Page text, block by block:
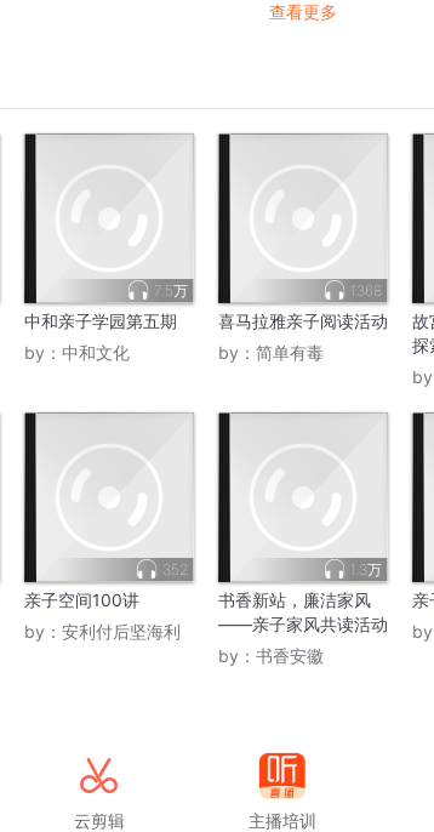
查看更多
7.5万
中和亲子学园第五期
by： 中和文化
1368
喜马拉雅亲子阅读活动
by： 简单有毒
故
探
by
352
亲子空间100讲
by： 安利付后坚海利
1.3万
书香新站，廉洁家风
——亲子家风共读活动
by： 书香安徽
亲
by
云剪辑 主播培训